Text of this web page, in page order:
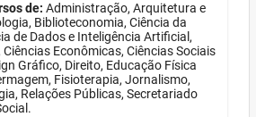
de: Administração, Arquitetura e
Biblioteconomia, Ciência da
de Dados e Inteligência Artificial,
Econômicas, Ciências Sociais
Gráfico, Direito, Educação Física
Fisioterapia, Jornalismo,
Relações Públicas, Secretariado